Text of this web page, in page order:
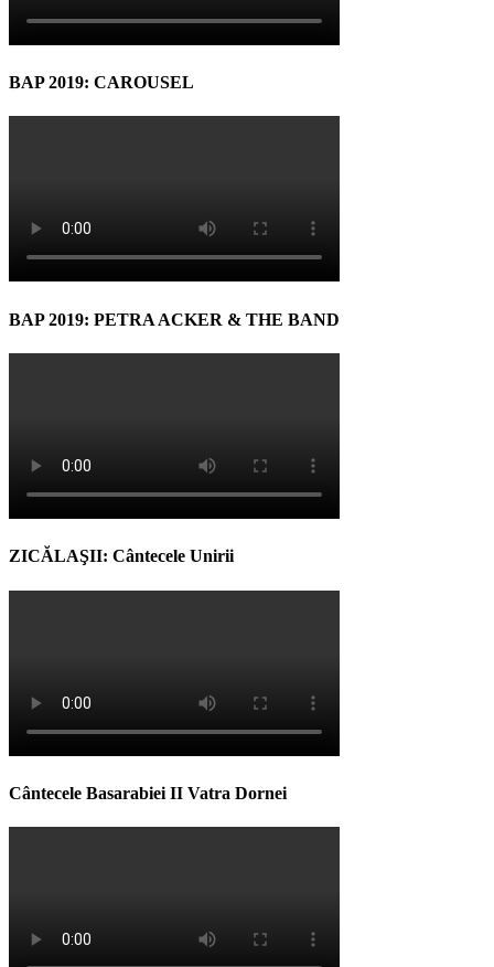
BAP 2019: CAROUSEL
BAP 2019: PETRA ACKER & THE BAND
ZICĂLAŞII: Cântecele Unirii
Cântecele Basarabiei II Vatra Dornei